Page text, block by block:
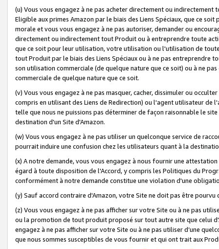
(u) Vous vous engagez à ne pas acheter directement ou
Eligible aux primes Amazon par le biais des Liens Spéciaux, que ce
morale et vous vous engagez à ne pas autoriser, demander ou
directement ou indirectement tout Produit ou à entreprendre toute
que ce soit pour leur utilisation, votre utilisation ou l'utilisation de
tout Produit par le biais des Liens Spéciaux ou à ne pas entreprendre
son utilisation commerciale (de quelque nature que ce soit) ou à ne
commerciale de quelque nature que ce soit.
(v) Vous vous engagez à ne pas masquer, cacher, dissimuler ou
compris en utilisant des Liens de Redirection) ou l'agent utilisateur
telle que nous ne puissions pas déterminer de façon raisonnable le
destination d'un Site d'Amazon.
(w) Vous vous engagez à ne pas utiliser un quelconque service de
pourrait induire une confusion chez les utilisateurs quant à la
(x) A notre demande, vous vous engagez à nous fournir une
égard à toute disposition de l'Accord, y compris les Politiques du
conformément à notre demande constitue une violation d'une
(y) Sauf accord contraire d'Amazon, votre Site ne doit pas être
(z) Vous vous engagez à ne pas afficher sur votre Site ou à ne pas
ou la promotion de tout produit proposé sur tout autre site que celui
engagez à ne pas afficher sur votre Site ou à ne pas utiliser d’une
que nous sommes susceptibles de vous fournir et qui ont trait aux